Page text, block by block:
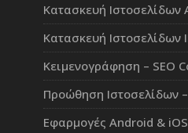
Κατασκευή Ιστοσελίδων
Κατασκευή Ιστοσελίδων
Κειμενογράφηση – SEO
Προώθηση Ιστοσελίδων –
Εφαρμογές Android & iOS